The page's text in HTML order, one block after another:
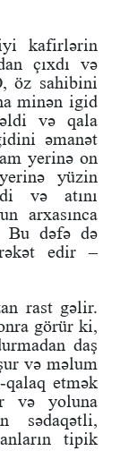
kafirlərin
çıxdı və
öz sahibini
minən igid
və qala
əmanət
yerinə on
yüzin
və atını
arxasınca
Bu dəfə də
edir –
rast gəlir.
görür ki,
daş
və məlum
etmək
və yoluna
sədaqətli,
tipik